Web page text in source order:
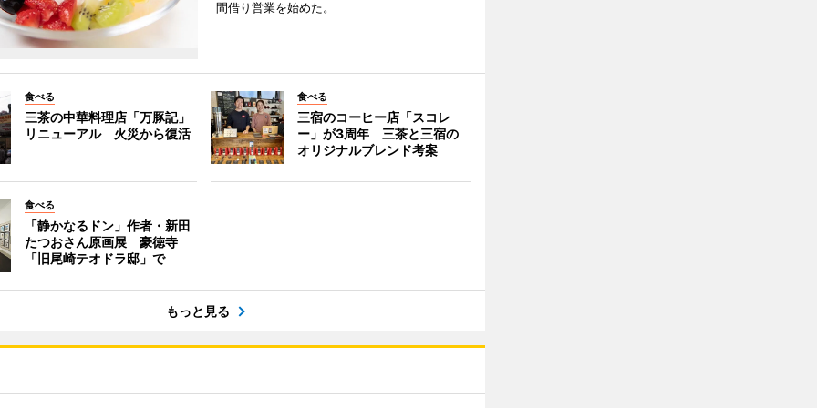
間借り営業を始めた。
食べる
三茶の中華料理店「万豚記」
リニューアル 火災から復活
食べる
三宿のコーヒー店「スコレ
ー」が3周年 三茶と三宿の
オリジナルブレンド考案
食べる
「静かなるドン」作者・新田
たつおさん原画展 豪徳寺
「旧尾崎テオドラ邸」で
もっと見る